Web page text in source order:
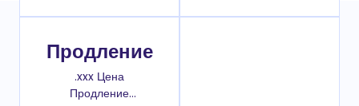
Продление
.xxx Цена
Продление